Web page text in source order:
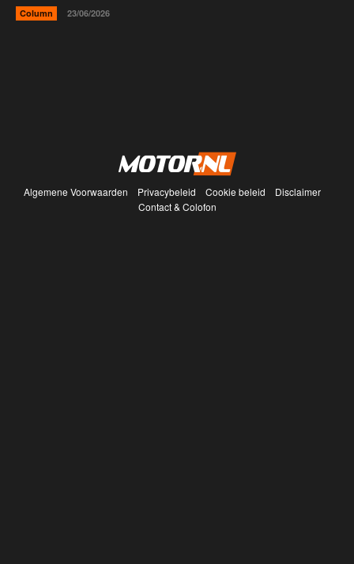
Column 23/06/2026
Algemene Voorwaarden Privacybeleid Cookie beleid
Disclaimer
Contact & Colofon